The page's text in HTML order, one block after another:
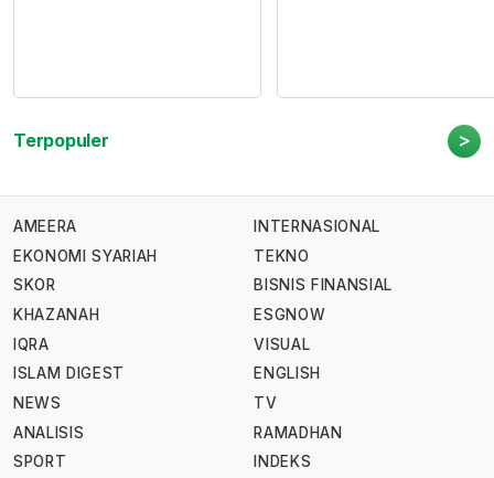
Terpopuler >
AMEERA
EKONOMI SYARIAH
SKOR
KHAZANAH
IQRA
ISLAM DIGEST
NEWS
ANALISIS
SPORT
INTERNASIONAL
TEKNO
BISNIS FINANSIAL
ESGNOW
VISUAL
ENGLISH
TV
RAMADHAN
INDEKS